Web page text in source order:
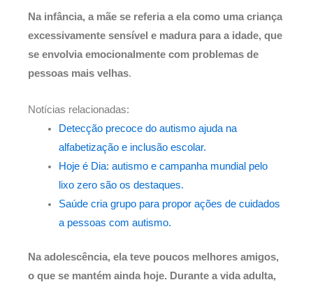
Na infância, a mãe se referia a ela como uma criança
excessivamente sensível e madura para a idade, que
se envolvia emocionalmente com problemas de
pessoas mais velhas.
Notícias relacionadas:
Detecção precoce do autismo ajuda na
alfabetização e inclusão escolar.
Hoje é Dia: autismo e campanha mundial pelo
lixo zero são os destaques.
Saúde cria grupo para propor ações de cuidados
a pessoas com autismo.
Na adolescência, ela teve poucos melhores amigos,
o que se mantém ainda hoje. Durante a vida adulta,